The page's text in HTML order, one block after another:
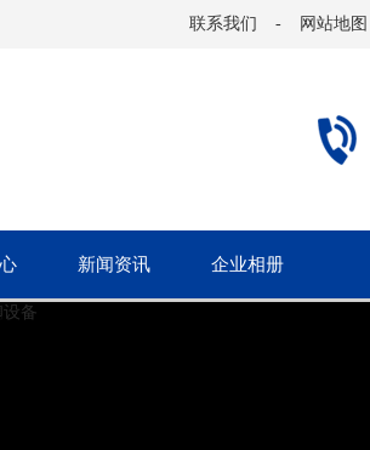
联系我们 - 网站地图
新闻资讯 企业相册